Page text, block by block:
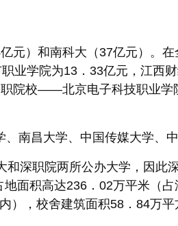
元）和南科大（37亿元）。
业学院为13．33亿元，江西
院校——北京电子科技职业学
南昌大学、中国传媒大学、
深职院两所公办大学，因此
面积高达236．02万平米（
），校舍建筑面积58．84万